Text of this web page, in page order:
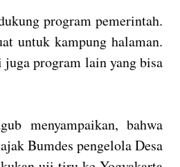
program pemerintah.
untuk kampung halaman.
juga program lain yang bisa
menyampaikan, bahwa
Bumdes pengelola Desa